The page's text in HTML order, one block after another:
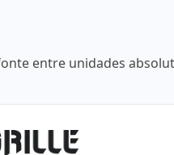
entre unidades